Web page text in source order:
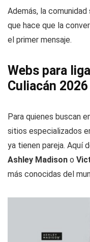
Además, la
que hace que la
el primer mensaje.
Webs para
Culiacán 2026
Para quienes buscan
sitios especializados
ya tienen pareja. Aquí
Ashley Madison o
más conocidas del